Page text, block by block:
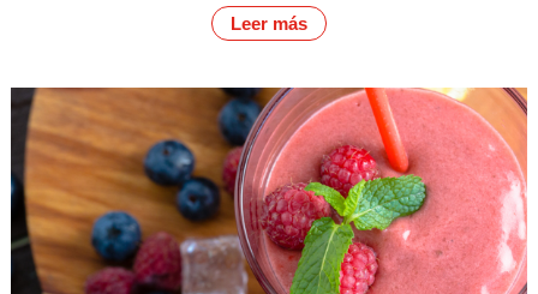
Leer más